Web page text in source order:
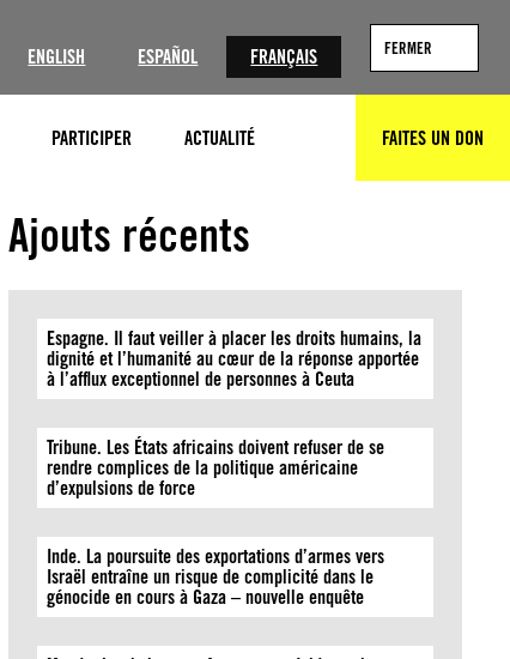
ENGLISH ESPAÑOL FRANÇAIS FERMER
PARTICIPER ACTUALITÉ RECHERCHERFAITES UN DON
Ajouts récents
Espagne. Il faut veiller à placer les droits humains, la
dignité et l’humanité au cœur de la réponse apportée
à l’afflux exceptionnel de personnes à Ceuta
Tribune. Les États africains doivent refuser de se
rendre complices de la politique américaine
d’expulsions de force
Inde. La poursuite des exportations d’armes vers
Israël entraîne un risque de complicité dans le
génocide en cours à Gaza – nouvelle enquête